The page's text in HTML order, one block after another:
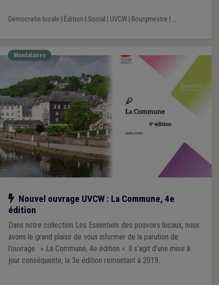
Démocratie locale Édition Social UVCW| Bourgmestre ...
Mandataires
Notre action
Nouvel ouvrage UVCW : La Commune, 4e
édition
Dans notre collection Les Essentiels des pouvoirs locaux, nous
avons le grand plaisir de vous informer de la parution de
l’ouvrage : « La Commune, 4e édition ». Il s’agit d’une mise à
jour conséquente, la 3e édition remontant à 2019.